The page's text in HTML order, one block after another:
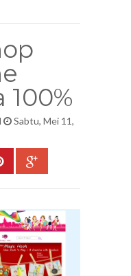
100%
Sabtu, Mei 11,